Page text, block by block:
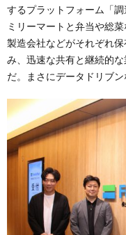
するプラットフォーム「
ミリーマートと弁当や総
製造会社などがそれぞれ
み、迅速な共有と継続的
だ。まさにデータドリブン